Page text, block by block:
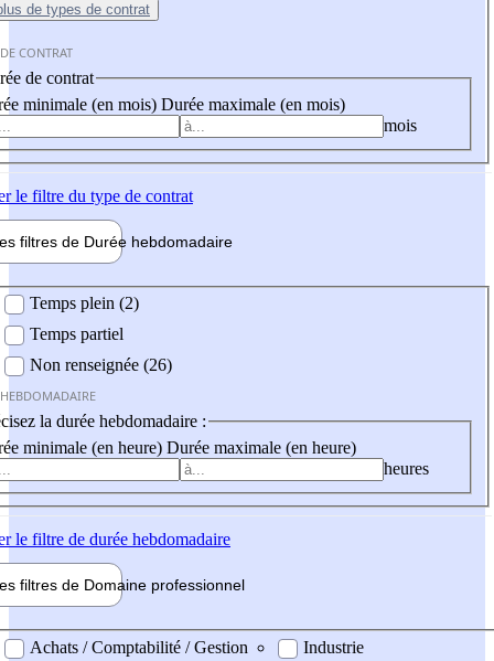
de types de contrat
CONTRAT
de contrat
minimale (en mois) Durée maximale (en mois)
mois
le filtre du type de contrat
filtres de Durée hebdomadaire
Temps plein (2)
Temps partiel
Non renseignée (26)
la durée hebdomadaire :
minimale (en heure) Durée maximale (en heure)
heures
le filtre de durée hebdomadaire
filtres de Domaine professionnel
professionel
Achats / Comptabilité / Gestion
Industrie